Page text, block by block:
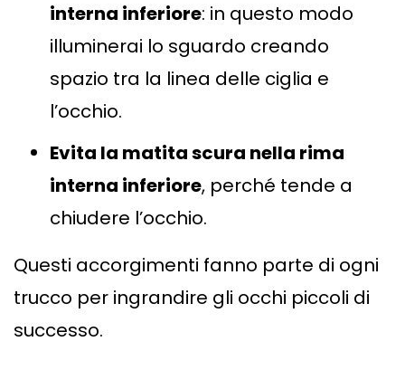
interna inferiore: in questo modo
illuminerai lo sguardo creando
spazio tra la linea delle ciglia e
l’occhio.
Evita la matita scura nella rima
interna inferiore, perché tende a
chiudere l’occhio.
Questi accorgimenti fanno parte di ogni
trucco per ingrandire gli occhi piccoli di
successo.